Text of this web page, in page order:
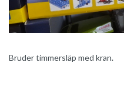
Bruder timmersläp med kran.